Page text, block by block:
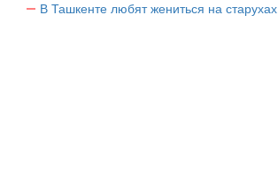
В Ташкенте любят жениться на старухах.